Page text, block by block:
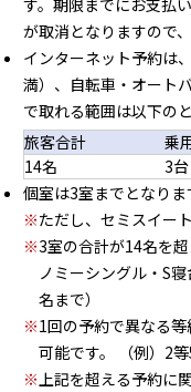
す。期限までにお支払
が取消となりますので
インターネット予約は
満）、自転車・オート
で取れる範囲は以下の
旅客合計
乗
14名
3台
個室は3室までとなりま
※ただし、セミスイー
※3室の合計が14名を
ノミーシングル・S
名まで）
※1回の予約で異なる
可能です。 （例）2
※上記を超える予約に